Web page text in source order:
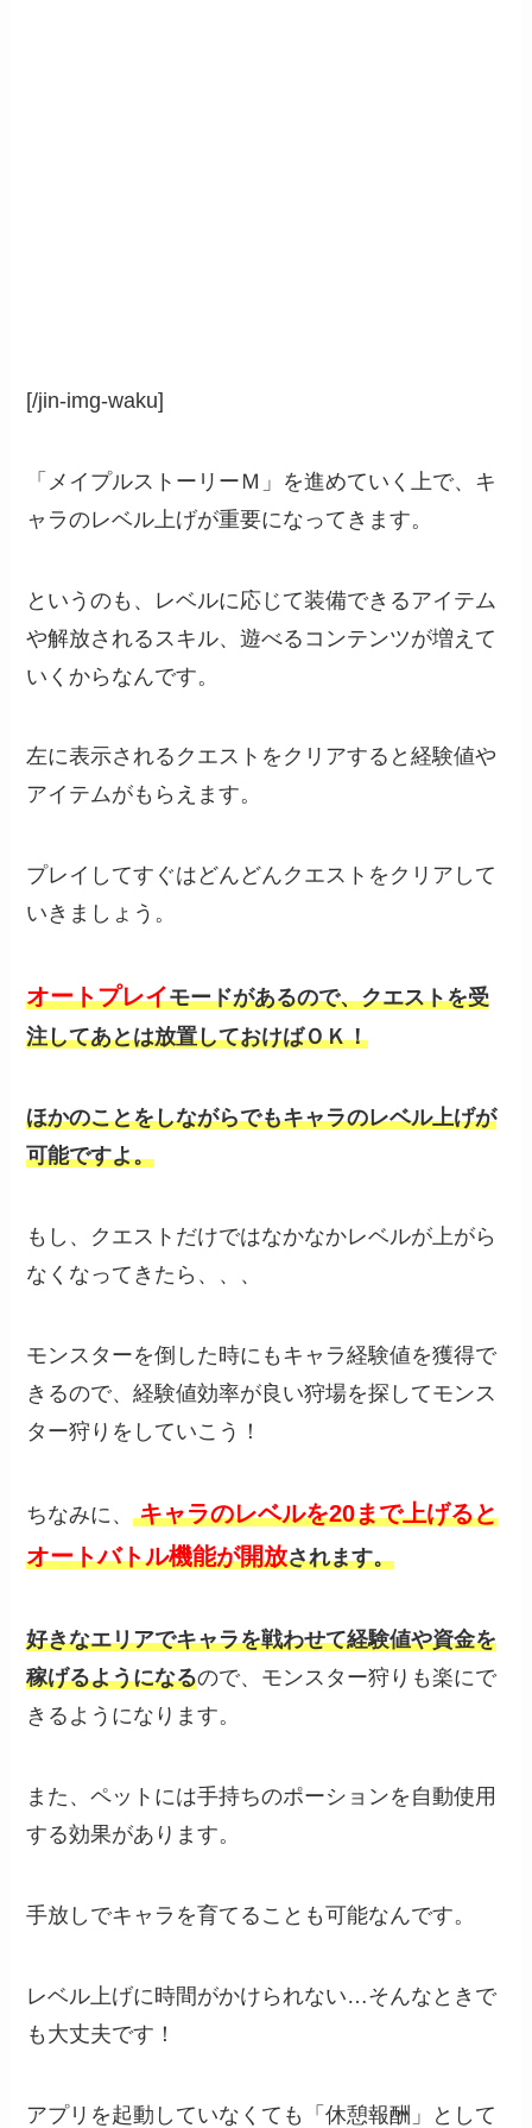
[/jin-img-waku]
「メイプルストーリーＭ」を進めていく上で、キ
ャラのレベル上げが重要になってきます。
というのも、レベルに応じて装備できるアイテム
や解放されるスキル、遊べるコンテンツが増えて
いくからなんです。
左に表示されるクエストをクリアすると経験値や
アイテムがもらえます。
プレイしてすぐはどんどんクエストをクリアして
いきましょう。
オートプレイモードがあるので、クエストを受
注してあとは放置しておけばＯＫ！
ほかのことをしながらでもキャラのレベル上げが
可能ですよ。
もし、クエストだけではなかなかレベルが上がら
なくなってきたら、、、
モンスターを倒した時にもキャラ経験値を獲得で
きるので、経験値効率が良い狩場を探してモンス
ター狩りをしていこう！
ちなみに、 キャラのレベルを20まで上げると
オートバトル機能が開放されます。
好きなエリアでキャラを戦わせて経験値や資金を
稼げるようになるので、モンスター狩りも楽にで
きるようになります。
また、ペットには手持ちのポーションを自動使用
する効果があります。
手放しでキャラを育てることも可能なんです。
レベル上げに時間がかけられない…そんなときで
も大丈夫です！
アプリを起動していなくても「休憩報酬」として